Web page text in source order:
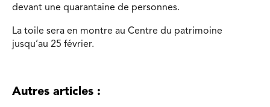
devant une quarantaine de personnes.
La toile sera en montre au Centre du patrimoine
jusqu’au 25 février.
Autres articles :